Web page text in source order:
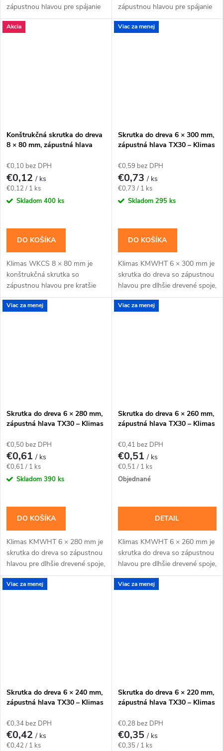
zápustnou hlavou pre spájanie
hranolov, krokiev a drevených
rámov so zapustenou hlavou.
zápustnou hlavou pre spájanie
hranolov, krokiev a drevených
rámov so zapustenou hlavou.
Akcia
Konštrukčná skrutka do dreva
8 × 80 mm, zápustná hlava
€0,10 bez DPH
€0,12/ ks
Jednotková
cena:
€0,12 / 1 ks
Skladom 400 ks
DO KOŠÍKA
Klimas WKCS 8 × 80 mm je
konštrukčná skrutka so
zápustnou hlavou pre kratšie
konštrukčné spoje dosiek, lát a
drevených prvkov s rovným
Viac za menej
Skrutka do dreva 6 × 300 mm,
zápustná hlava TX30 – Klimas
€0,59 bez DPH
€0,73/ ks
Jednotková
cena:
€0,73 / 1 ks
Skladom 295 ks
DO KOŠÍKA
Klimas KMWHT 6 × 300 mm je
skrutka do dreva so zápustnou
hlavou pre dlhšie drevené spoje,
pri ktorých nesmie hlava
vyčnievať.Na montáž použite
Viac za menej
Skrutka do dreva 6 × 280 mm,
zápustná hlava TX30 – Klimas
€0,50 bez DPH
€0,61/ ks
Jednotková
cena:
€0,61 / 1 ks
Skladom 390 ks
DO KOŠÍKA
Klimas KMWHT 6 × 280 mm je
skrutka do dreva so zápustnou
hlavou pre dlhšie drevené spoje,
pri ktorých nesmie hlava
vyčnievať.Na montáž použite
Viac za menej
Skrutka do dreva 6 × 260 mm,
zápustná hlava TX30 – Klimas
€0,41 bez DPH
€0,51/ ks
Jednotková
cena:
€0,51 / 1 ks
Objednané
DETAIL
Klimas KMWHT 6 × 260 mm je
skrutka do dreva so zápustnou
hlavou pre dlhšie drevené spoje,
pri ktorých nesmie hlava
vyčnievať.Na montáž použite
Viac za menej
Skrutka do dreva 6 × 240 mm,
zápustná hlava TX30 – Klimas
€0,34 bez DPH
€0,42/ ks
Jednotková
€0,42 / 1 ks
Viac za menej
Skrutka do dreva 6 × 220 mm,
zápustná hlava TX30 – Klimas
€0,28 bez DPH
€0,35/ ks
Jednotková
€0,35 / 1 ks